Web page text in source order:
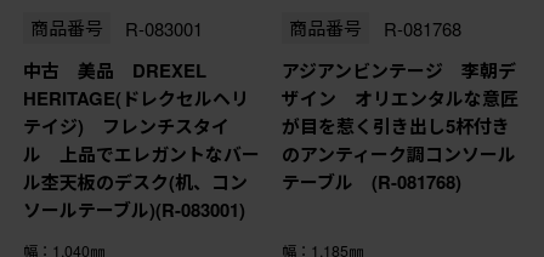
商品番号 R-083001
中古 美品 DREXEL
HERITAGE(ドレクセルヘリ
テイジ) フレンチスタイ
ル 上品でエレガントなバー
ル杢天板のデスク(机、コン
ソールテーブル)(R-083001)
幅：1,040㎜
商品番号 R-081768
アジアンビンテージ 李朝デ
ザイン オリエンタルな意匠
が目を惹く引き出し5杯付き
のアンティーク調コンソール
テーブル (R-081768)
幅：1,185㎜